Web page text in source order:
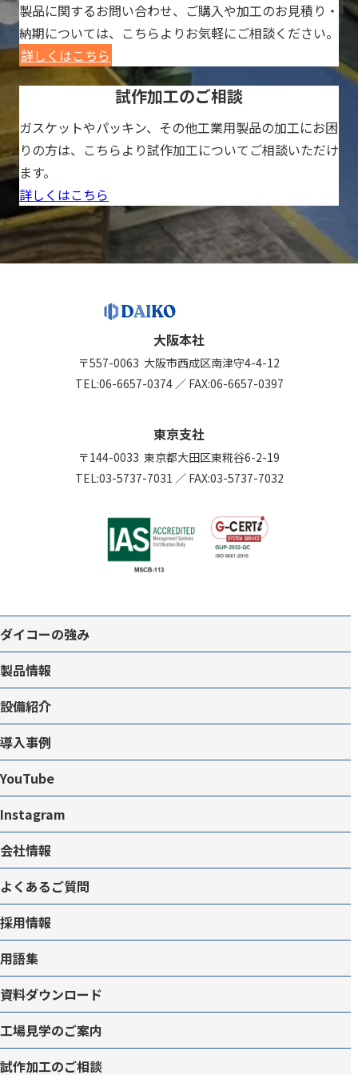
製品に関するお問い合わせ、ご購入や加工のお見積り・
納期については、こちらよりお気軽にご相談ください。
詳しくはこちら
試作加工のご相談
ガスケットやパッキン、その他工業用製品の加工にお困
りの方は、こちらより試作加工についてご相談いただけ
ます。
詳しくはこちら
大阪本社
〒557-0063 大阪市西成区南津守4-4-12
TEL:06-6657-0374／ FAX:06-6657-0397
東京支社
〒144-0033 東京都大田区東糀谷6-2-19
TEL:03-5737-7031 ／ FAX:03-5737-7032
ダイコーの強み
製品情報
設備紹介
導入事例
YouTube
Instagram
会社情報
よくあるご質問
採用情報
用語集
資料ダウンロード
工場見学のご案内
試作加工のご相談